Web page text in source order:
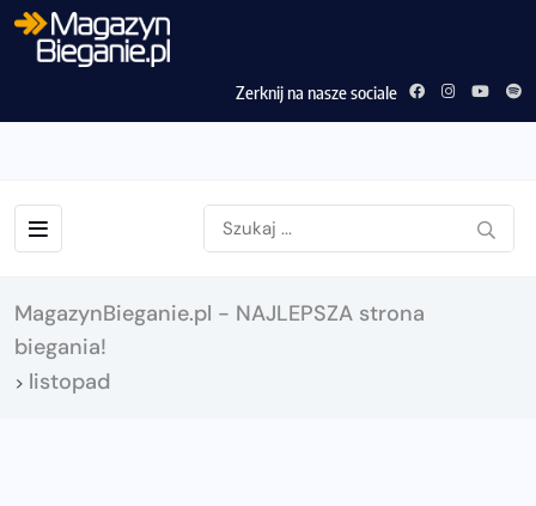
Zerknij na nasze sociale
MagazynBieganie.pl - NAJLEPSZA strona
biegania!
> listopad